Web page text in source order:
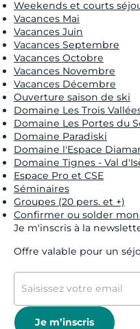
Weekends et courts
Vacances Mai
Vacances Juin
Vacances Septembre
Vacances Octobre
Vacances Novembre
Vacances Décembre
Ouverture saison de ski
Domaine Les Trois
Domaine Les Portes du
Domaine Paradiski
Domaine l'Espace
Domaine Tignes - Val
Espace Pro et CSE
Séminaires
Groupes (20 pers. et +)
Confirmer ou solder
Je m'inscris à la
Offre valable pour un
Je m’inscris